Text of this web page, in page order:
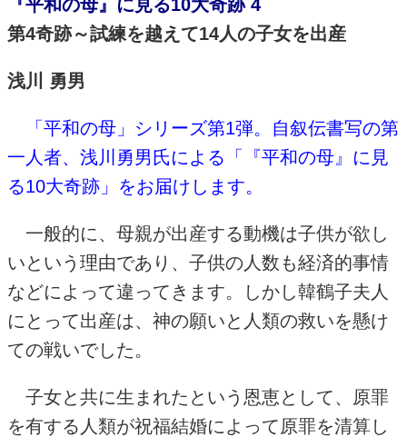
『平和の母』に見る10大奇跡 4
第4奇跡～試練を越えて14人の子女を出産
浅川 勇男
「平和の母」シリーズ第1弾。自叙伝書写の第
一人者、浅川勇男氏による「『平和の母』に見
る10大奇跡」をお届けします。
一般的に、母親が出産する動機は子供が欲し
いという理由であり、子供の人数も経済的事情
などによって違ってきます。しかし韓鶴子夫人
にとって出産は、神の願いと人類の救いを懸け
ての戦いでした。
子女と共に生まれたという恩恵として、原罪
を有する人類が祝福結婚によって原罪を清算し